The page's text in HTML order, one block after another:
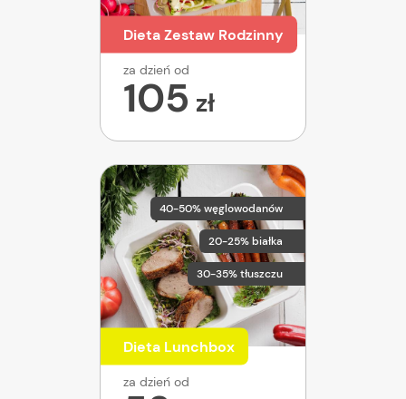
Dieta Zestaw Rodzinny
za dzień od
105 zł
40-50% węglowodanów
20-25% białka
30-35% tłuszczu
Dieta Lunchbox
za dzień od